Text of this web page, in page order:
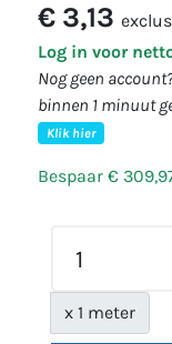
€ 3,13
Log in voor
Nog geen
binnen 1 minuut
Klik hier
Bespaar €
x 1 meter